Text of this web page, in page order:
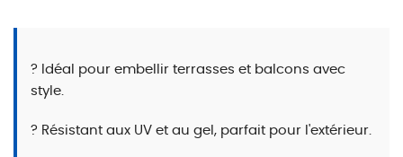
? Idéal pour embellir terrasses et balcons avec
style.
? Résistant aux UV et au gel, parfait pour l'extérieur.